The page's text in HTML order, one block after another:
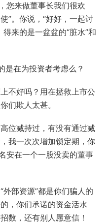
您来做董事长我们很欢
”。你说，“好好，一起讨
来的是一盆盆的“脏水”和
在为投资者考虑么？
不好吗？用在拯救上市公
们欺人太甚。
位减持过，有没有通过减
我一次次增加锁定期，你
安在一个一股没卖的董事
部资源”都是你们骗人的
，你们承诺的资金活水
数，还有别人愿意信！